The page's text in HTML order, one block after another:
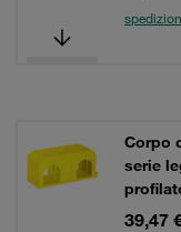
Corpo
serie
39,47